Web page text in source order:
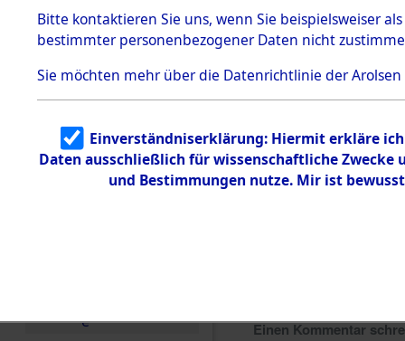
5.3.1 Alliierte
Erhebungen
zu
Todesmärsch
en
5.3.2
Identifizierun
5.3.3
Todesmärsch
e Einen Kommentar
Bitte kontaktieren Sie uns, wenn Sie beispielsweiser
bestimmter personenbezogener Daten nicht
Sie möchten mehr über die Datenrichtlinie der Arolsen
Einverständniserklärung: Hiermit erkläre
Daten ausschließlich für wissenschaftliche
und Bestimmungen nutze. Mir ist